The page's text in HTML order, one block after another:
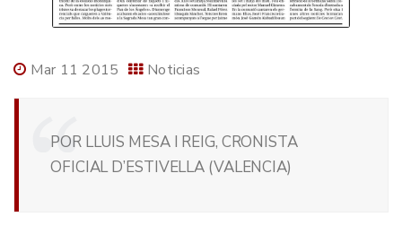
Mar 11 2015 Noticias
POR LLUIS MESA I REIG, CRONISTA
OFICIAL D’ESTIVELLA (VALENCIA)